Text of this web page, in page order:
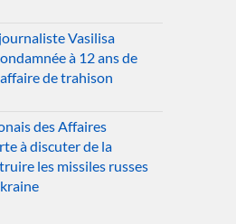
Vasilisa
à 12 ans de
de trahison
des Affaires
à discuter de la
les missiles russes